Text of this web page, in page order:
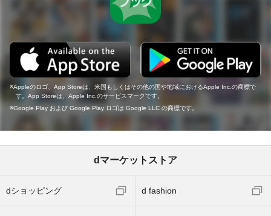
Appleのロゴ、App Storeは、米国もしくはその他の国や地域におけるApple Inc.の商標で
す。App Storeは、Apple Inc.のサービスマークです。
Google Play および Google Play ロゴは Google LLC の商標です。
dマーケットストア
dショッピング d fashion